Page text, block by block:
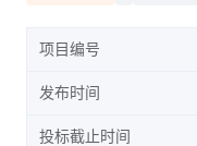
项目编号
发布时间
投标截止时间